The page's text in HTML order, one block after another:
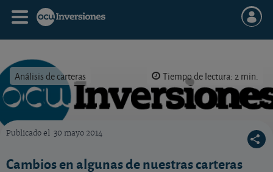
Análisis de carteras Tiempo de lectura: 2 min.
Publicado el 30 mayo 2014
Cambios en algunas de nuestras carteras